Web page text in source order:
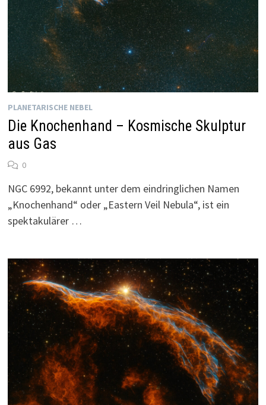
PLANETARISCHE NEBEL
Die Knochenhand – Kosmische Skulptur
aus Gas
0
NGC 6992, bekannt unter dem eindringlichen Namen
„Knochenhand“ oder „Eastern Veil Nebula“, ist ein
spektakulärer …